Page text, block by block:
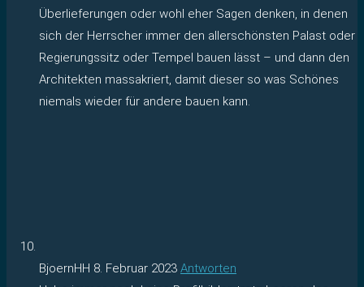
Überlieferungen oder wohl eher Sagen denken, in denen
sich der Herrscher immer den allerschönsten Palast oder
Regierungssitz oder Tempel bauen lässt – und dann den
Architekten massakriert, damit dieser so was Schönes
niemals wieder für andere bauen kann.
BjoernHH 8. Februar 2023 Antworten